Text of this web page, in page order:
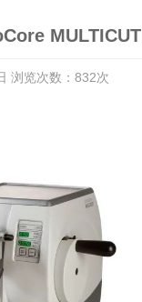
MULTICUT
浏览次数： 832次